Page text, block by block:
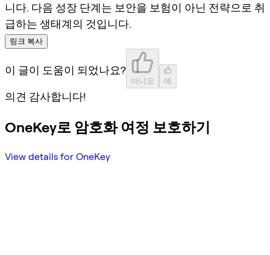
니다. 다음 성장 단계는 보안을 보험이 아닌 전략으로 취
급하는 생태계의 것입니다.
링크 복사
이 글이 도움이 되었나요?
아니요 예
의견 감사합니다!
OneKey로 암호화 여정 보호하기
View details for OneKey